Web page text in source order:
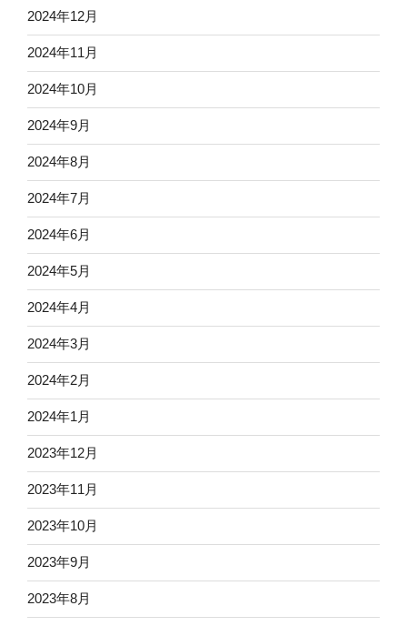
2024年12月
2024年11月
2024年10月
2024年9月
2024年8月
2024年7月
2024年6月
2024年5月
2024年4月
2024年3月
2024年2月
2024年1月
2023年12月
2023年11月
2023年10月
2023年9月
2023年8月